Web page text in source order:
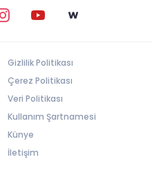
Gizlilik Politikası
Çerez Politikası
Veri Politikası
Kullanım Şartnamesi
Künye
İletişim